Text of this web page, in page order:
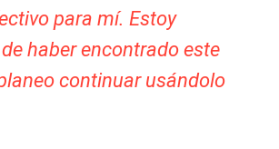
para mí. Estoy
haber encontrado este
continuar usándolo